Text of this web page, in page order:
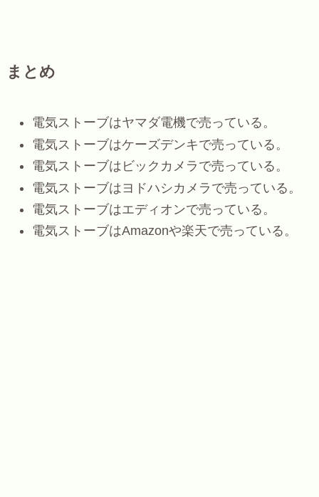
まとめ
電気ストーブはヤマダ電機で売っている。
電気ストーブはケーズデンキで売っている。
電気ストーブはビックカメラで売っている。
電気ストーブはヨドハシカメラで売っている。
電気ストーブはエディオンで売っている。
電気ストーブはAmazonや楽天で売っている。